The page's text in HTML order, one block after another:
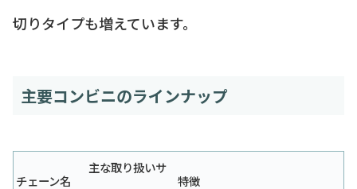
切りタイプも増えています。
主要コンビニのラインナップ
チェーン名
主な取り扱いサ
特徴